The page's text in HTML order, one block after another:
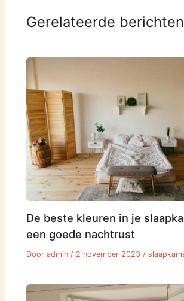
Gerelateerde berichten
De beste kleuren in je
een goede nachtrust
Dooradmin/ 2 november 2023/